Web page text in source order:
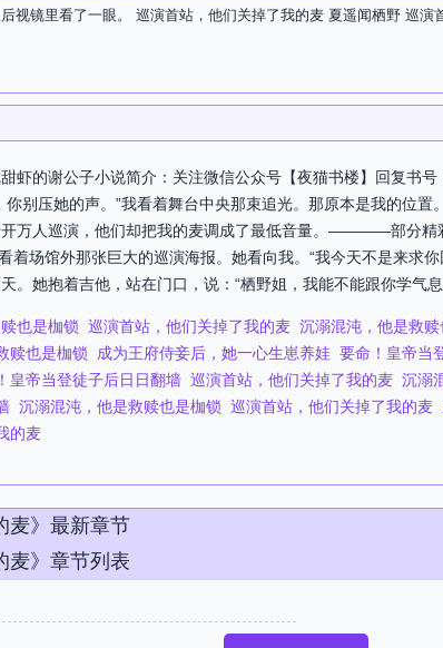
视镜里看了一眼。 巡演首站，他们关掉了我的麦 夏遥闻栖野 巡演
虾的谢公子小说简介：关注微信公众号【夜猫书楼】回复书
别压她的声。”我看着舞台中央那束追光。那原本是我的位
开万人巡演，他们却把我的麦调成了最低音量。————部分
着场馆外那张巨大的巡演海报。她看向我。“我今天不是来求
。她抱着吉他，站在门口，说：“栖野姐，我能不能跟你学气息
也是枷锁 巡演首站，他们关掉了我的麦 沉溺混沌，他是救赎
赎也是枷锁 成为王府侍妾后，她一心生崽养娃 要命！皇帝当
皇帝当登徒子后日日翻墙 巡演首站，他们关掉了我的麦 沉溺
沉溺混沌，他是救赎也是枷锁 巡演首站，他们关掉了我的麦
的麦
麦》最新章节
麦》章节列表